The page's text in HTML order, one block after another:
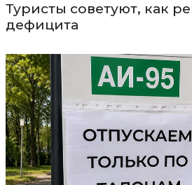
Туристы советуют, как
дефицита